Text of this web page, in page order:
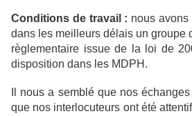
Conditions de travail : nous avons
dans les meilleurs délais un groupe
règlementaire issue de la loi de
disposition dans les MDPH.
Il nous a semblé que nos
que nos interlocuteurs ont été